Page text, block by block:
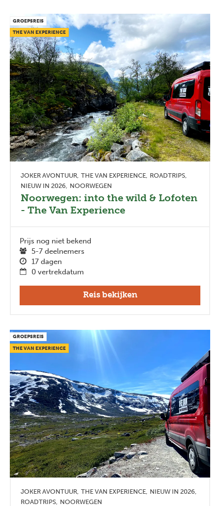
GROEPSREIS
THE VAN EXPERIENCE
JOKER AVONTUUR THE VAN EXPERIENCE ROADTRIPS
NIEUW IN 2026
NOORWEGEN
Noorwegen: into the wild & Lofoten
- The Van Experience
Prijs nog niet bekend
5-7 deelnemers
17 dagen
0 vertrekdatum
Reis bekijken
GROEPSREIS
THE VAN EXPERIENCE
JOKER AVONTUUR THE VAN EXPERIENCE NIEUW IN 2026
ROADTRIPS NOORWEGEN